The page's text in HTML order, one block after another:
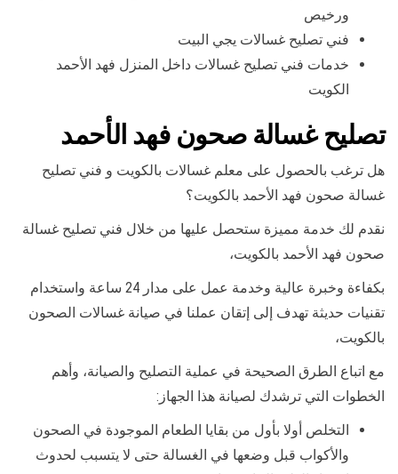
ورخيص
فني تصليح غسالات يجي البيت
خدمات فني تصليح غسالات داخل المنزل فهد الأحمد
الكويت
تصليح غسالة صحون فهد الأحمد
هل ترغب بالحصول على معلم غسالات بالكويت و فني تصليح
غسالة صحون فهد الأحمد بالكويت؟
نقدم لك خدمة مميزة ستحصل عليها من خلال فني تصليح غسالة
صحون فهد الأحمد بالكويت،
بكفاءة وخبرة عالية وخدمة عمل على مدار 24 ساعة واستخدام
تقنيات حديثة تهدف إلى إتقان عملنا في صيانة غسالات الصحون
بالكويت،
مع اتباع الطرق الصحيحة في عملية التصليح والصيانة، وأهم
الخطوات التي ترشدك لصيانة هذا الجهاز:
التخلص أولا بأول من بقايا الطعام الموجودة في الصحون
والأكواب قبل وضعها في الغسالة حتى لا يتسبب لحدوث